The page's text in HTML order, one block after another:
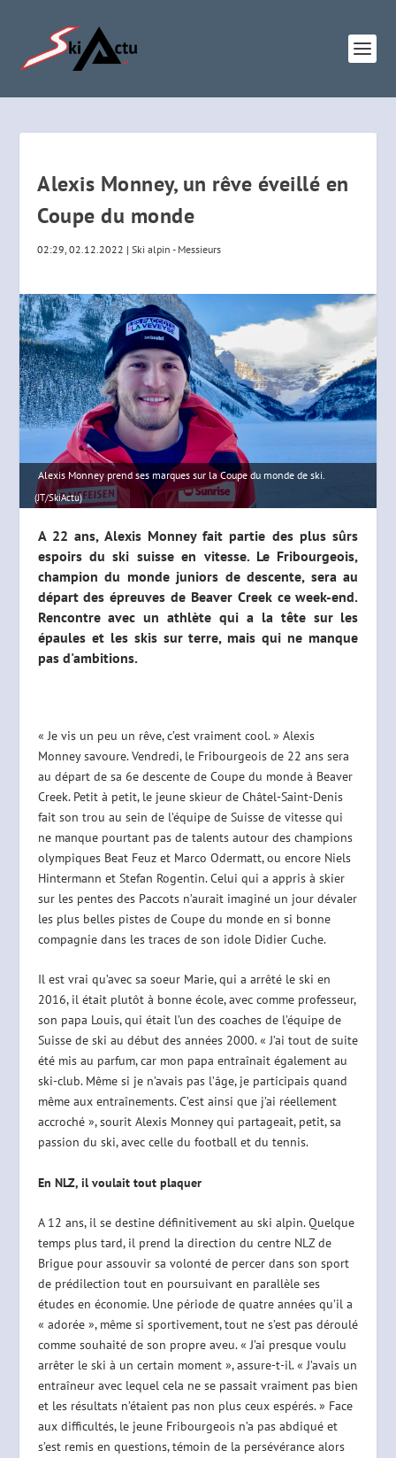
Alexis Monney, un rêve éveillé en
Coupe du monde
02:29, 02.12.2022 |Ski alpin - Messieurs
Alexis Monney prend ses marques sur la Coupe du monde de ski.
(JT/SkiActu)
A 22 ans, Alexis Monney fait partie des plus sûrs
espoirs du ski suisse en vitesse. Le Fribourgeois,
champion du monde juniors de descente, sera au
départ des épreuves de Beaver Creek ce week-end.
Rencontre avec un athlète qui a la tête sur les
épaules et les skis sur terre, mais qui ne manque
pas d'ambitions.
« Je vis un peu un rêve, c’est vraiment cool. » Alexis
Monney savoure. Vendredi, le Fribourgeois de 22 ans sera
au départ de sa 6e descente de Coupe du monde à Beaver
Creek. Petit à petit, le jeune skieur de Châtel-Saint-Denis
fait son trou au sein de l’équipe de Suisse de vitesse qui
ne manque pourtant pas de talents autour des champions
olympiques Beat Feuz et Marco Odermatt, ou encore Niels
Hintermann et Stefan Rogentin. Celui qui a appris à skier
sur les pentes des Paccots n’aurait imaginé un jour dévaler
les plus belles pistes de Coupe du monde en si bonne
compagnie dans les traces de son idole Didier Cuche.
Il est vrai qu’avec sa soeur Marie, qui a arrêté le ski en
2016, il était plutôt à bonne école, avec comme professeur,
son papa Louis, qui était l’un des coaches de l’équipe de
Suisse de ski au début des années 2000. « J’ai tout de suite
été mis au parfum, car mon papa entraînait également au
ski-club. Même si je n’avais pas l’âge, je participais quand
même aux entraînements. C’est ainsi que j’ai réellement
accroché », sourit Alexis Monney qui partageait, petit, sa
passion du ski, avec celle du football et du tennis.
En NLZ, il voulait tout plaquer
A 12 ans, il se destine définitivement au ski alpin. Quelque
temps plus tard, il prend la direction du centre NLZ de
Brigue pour assouvir sa volonté de percer dans son sport
de prédilection tout en poursuivant en parallèle ses
études en économie. Une période de quatre années qu’il a
« adorée », même si sportivement, tout ne s’est pas déroulé
comme souhaité de son propre aveu. « J’ai presque voulu
arrêter le ski à un certain moment », assure-t-il. « J’avais un
entraîneur avec lequel cela ne se passait vraiment pas bien
et les résultats n’étaient pas non plus ceux espérés. » Face
aux difficultés, le jeune Fribourgeois n’a pas abdiqué et
s’est remis en questions, témoin de la persévérance alors